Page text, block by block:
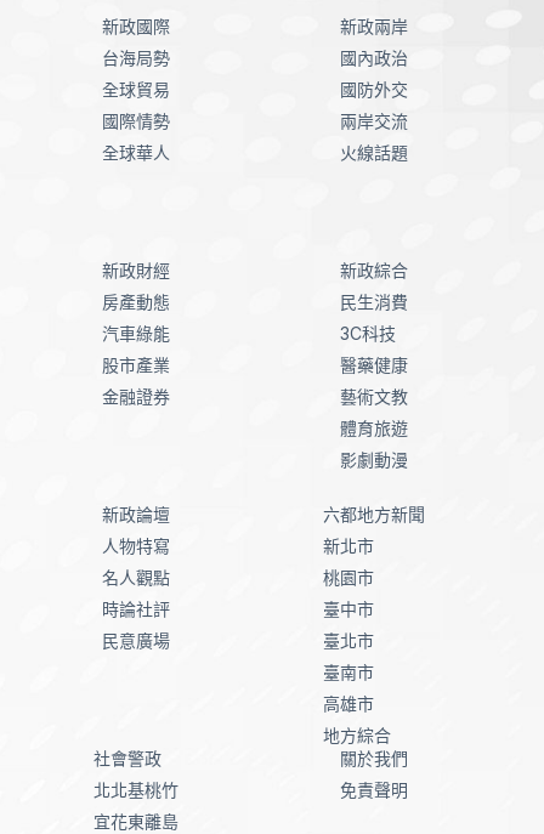
新政國際
台海局勢
全球貿易
國際情勢
全球華人
新政兩岸
國內政治
國防外交
兩岸交流
火線話題
新政財經
房產動態
汽車綠能
股市產業
金融證券
新政綜合
民生消費
3C科技
醫藥健康
藝術文教
體育旅遊
影劇動漫
新政論壇
人物特寫
名人觀點
時論社評
民意廣場
六都地方新聞
新北市
桃園市
臺中市
臺北市
臺南市
高雄市
地方綜合
社會警政
北北基桃竹
宜花東離島
關於我們
免責聲明